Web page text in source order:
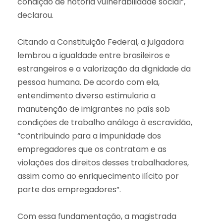
declarou.
Citando a Constituição Federal, a julgadora
lembrou a igualdade entre brasileiros e
estrangeiros e a valorização da dignidade da
pessoa humana. De acordo com ela,
entendimento diverso estimularia a
manutenção de imigrantes no país sob
condições de trabalho análogo à escravidão,
“contribuindo para a impunidade dos
empregadores que os contratam e as
violações dos direitos desses trabalhadores,
assim como ao enriquecimento ilícito por
parte dos empregadores”.
Com essa fundamentação, a magistrada